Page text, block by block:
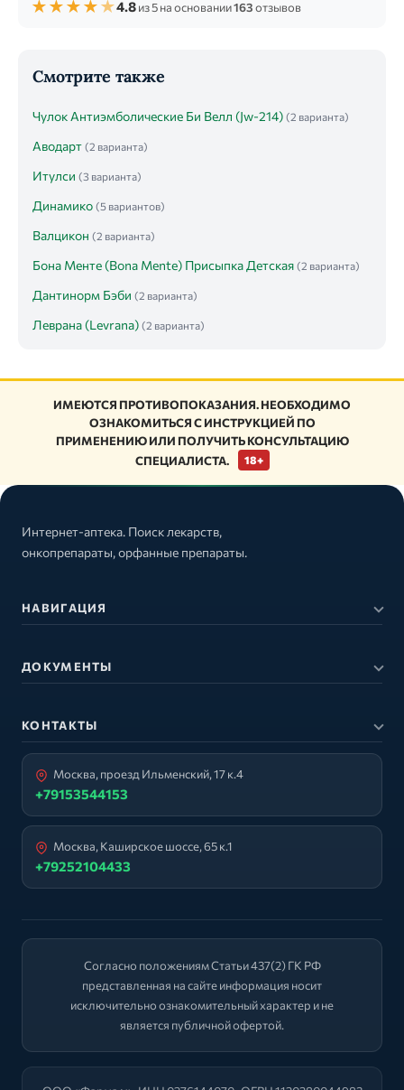
★★★★★4.8из 5 на основании163отзывов
Смотрите также
Чулок Антиэмболические Би Велл (Jw-214) (2 варианта)
Аводарт (2 варианта)
Итулси (3 варианта)
Динамико (5 вариантов)
Валцикон (2 варианта)
Бона Менте (Bona Mente) Присыпка Детская (2 варианта)
Дантинорм Бэби (2 варианта)
Леврана (Levrana) (2 варианта)
ИМЕЮТСЯ ПРОТИВОПОКАЗАНИЯ. НЕОБХОДИМО
ОЗНАКОМИТЬСЯ С ИНСТРУКЦИЕЙ ПО
ПРИМЕНЕНИЮ ИЛИ ПОЛУЧИТЬ КОНСУЛЬТАЦИЮ
СПЕЦИАЛИСТА.
18+
Интернет-аптека. Поиск лекарств,
онкопрепараты, орфанные препараты.
НАВИГАЦИЯ
ДОКУМЕНТЫ
КОНТАКТЫ
Москва, проезд Ильменский, 17 к.4
+79153544153
Москва, Каширское шоссе, 65 к.1
+79252104433
Согласно положениям Статьи 437(2) ГК РФ
представленная на сайте информация носит
исключительно ознакомительный характер и не
является публичной офертой.